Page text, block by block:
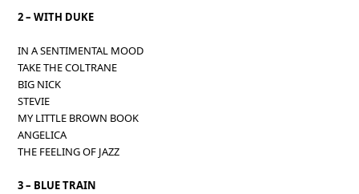
2 – WITH DUKE
IN A SENTIMENTAL MOOD
TAKE THE COLTRANE
BIG NICK
STEVIE
MY LITTLE BROWN BOOK
ANGELICA
THE FEELING OF JAZZ
3 – BLUE TRAIN